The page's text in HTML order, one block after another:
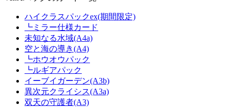
ハイクラスパックex(期間限定)
┗ミラー仕様カード
未知なる水域(A4a)
空と海の導き(A4)
┗ホウオウパック
┗ルギアパック
イーブイガーデン(A3b)
異次元クライシス(A3a)
双天の守護者(A3)